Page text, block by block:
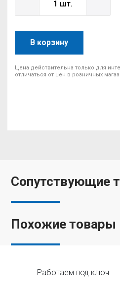
В корзину
Цена действительна только для
отличаться от цен в розничных
Сопутствующие
Похожие товары
Работаем под ключ